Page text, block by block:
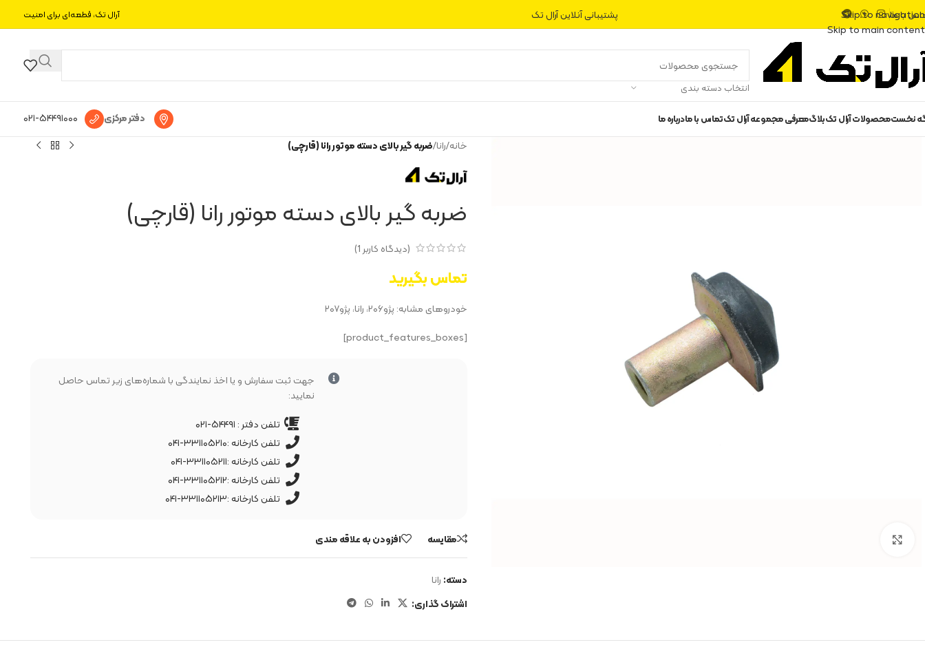
Skip to navigation
Skip to main content
با ما پشتیبانی آنلاین آرال تک آرال تک، قطعه‌ای برای امنیت
انتخاب دسته بندی
نخستمحصولات آرال تکبلاگمعرفی مجموعه آرال تکتماس با مادرباره ما دفتر مرکزی ۰۲۱-۵۴۴۹۱۰۰۰
خانه/رانا/ضربه گیر بالای دسته موتور رانا (قارچی)
ضربه گیر بالای دسته موتور رانا (قارچی)
(دیدگاه کاربر 1
)
تماس بگیرید
خودروهای مشابه: پژو۲۰۶، رانا، پژو۲۰۷
[product_features_boxes]
جهت ثبت سفارش و یا اخذ نمایندگی با شماره‌های زیر تماس حاصل
نمایید:
تلفن دفتر : ۵۴۴۹۱-۰۲۱
تلفن کارخانه :۳۳۱۱۰۵۲۱۰-۰۴۱
تلفن کارخانه :۳۳۱۱۰۵۲۱۱-۰۴۱
تلفن کارخانه :۳۳۱۱۰۵۲۱۲-۰۴۱
تلفن کارخانه :۳۳۱۱۰۵۲۱۳-۰۴۱
مقایسه افزودن به علاقه مندی
دسته: رانا
اشتراک گذاری: